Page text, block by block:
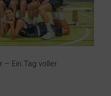
– Ein Tag voller